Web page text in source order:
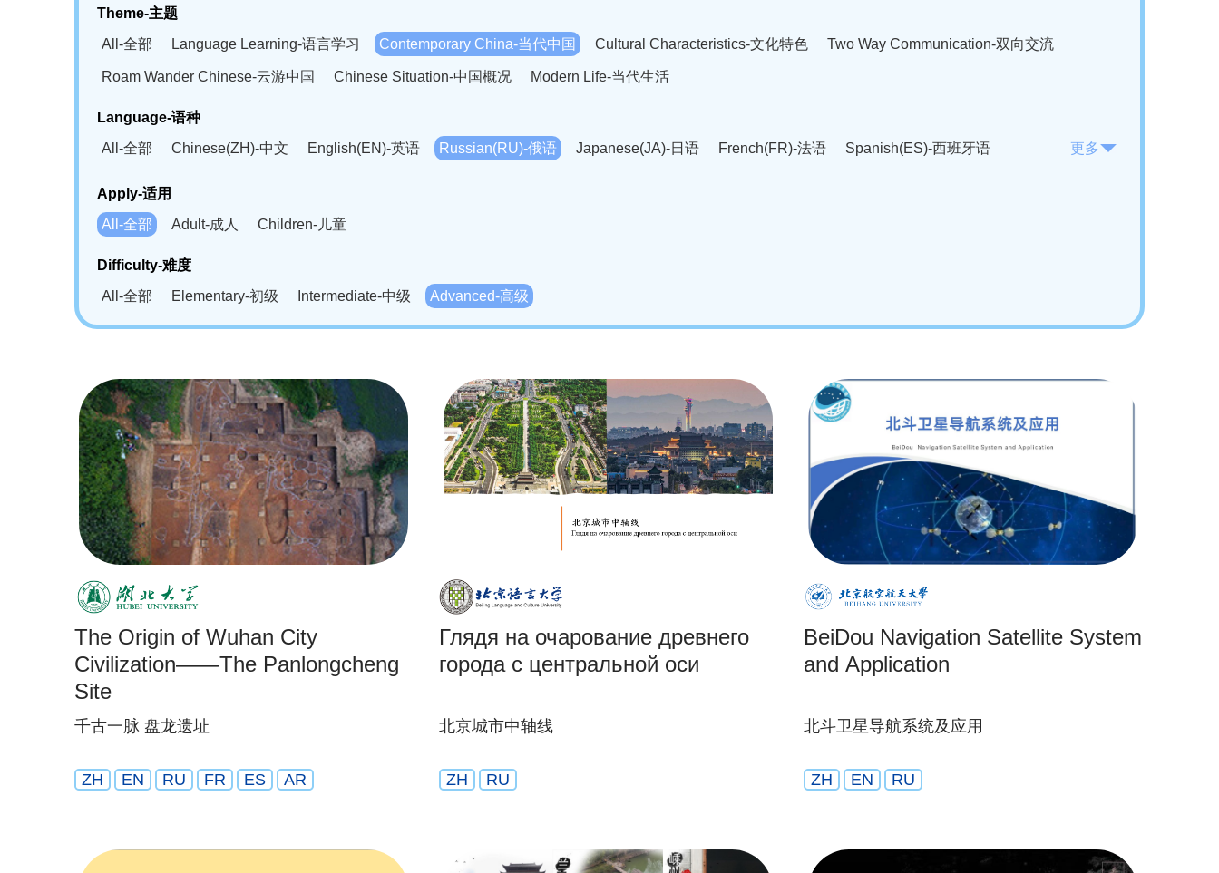
Theme-主题
All-全部
Language Learning-语言学习 Contemporary China-当代中国 Cultural Characteristics-文化特色 Two Way Communication-双向交流
Roam Wander Chinese-云游中国 Chinese Situation-中国概况 Modern Life-当代生活
Language-语种
All-全部
Chinese(ZH)-中文 English(EN)-英语 Russian(RU)-俄语 Japanese(JA)-日语 French(FR)-法语
Spanish(ES)-西班牙语
Bahasa Melayu(MS)-马来语
Swahili(SW)-斯瓦西里语
Kampuchea(KH)-柬埔寨语
更多
Apply-适用
All-全部
Adult-成人 Children-儿童
Difficulty-难度
All-全部
Elementary-初级 Intermediate-中级 Advanced-高级
The Origin of Wuhan City
Civilization——The Panlongcheng
Site
千古一脉 盘龙遗址
ZH EN RU FR ES AR
Глядя на очарование древнего
города с центральной оси
北京城市中轴线
ZH RU
BeiDou Navigation Satellite System
and Application
北斗卫星导航系统及应用
ZH EN RU